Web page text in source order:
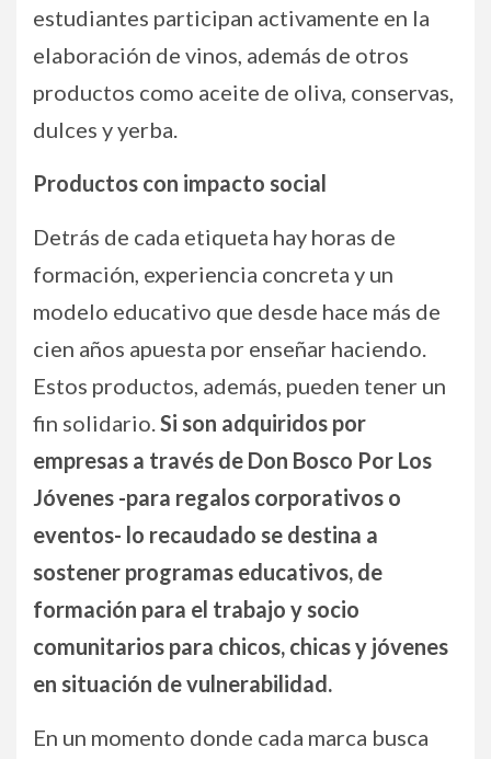
estudiantes participan activamente en la
elaboración de vinos, además de otros
productos como aceite de oliva, conservas,
dulces y yerba.
Productos con impacto social
Detrás de cada etiqueta hay horas de
formación, experiencia concreta y un
modelo educativo que desde hace más de
cien años apuesta por enseñar haciendo.
Estos productos, además, pueden tener un
fin solidario. Si son adquiridos por
empresas a través de Don Bosco Por Los
Jóvenes -para regalos corporativos o
eventos- lo recaudado se destina a
sostener programas educativos, de
formación para el trabajo y socio
comunitarios para chicos, chicas y jóvenes
en situación de vulnerabilidad.
En un momento donde cada marca busca